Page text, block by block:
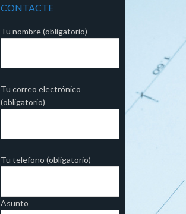
CONTACTE
Tu nombre (obligatorio)
Tu correo electrónico
(obligatorio)
Tu telefono (obligatorio)
Asunto